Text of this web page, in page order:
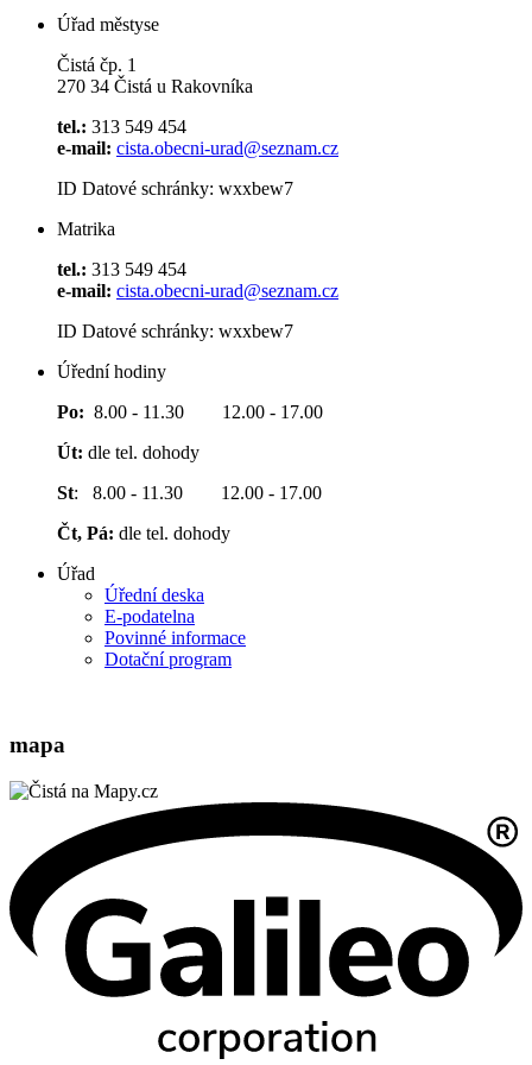
Úřad městyse
Čistá čp. 1
270 34 Čistá u Rakovníka
tel.: 313 549 454
e-mail: cista.obecni-urad@seznam.cz
ID Datové schránky: wxxbew7
Matrika
tel.: 313 549 454
e-mail: cista.obecni-urad@seznam.cz
ID Datové schránky: wxxbew7
Úřední hodiny
Po: 8.00 - 11.30 12.00 - 17.00
Út: dle tel. dohody
St: 8.00 - 11.30 12.00 - 17.00
Čt, Pá: dle tel. dohody
Úřad
Úřední deska
E-podatelna
Povinné informace
Dotační program
mapa